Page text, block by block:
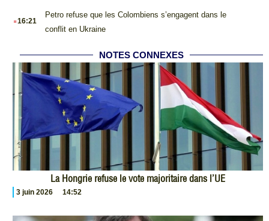
.16:21
Petro refuse que les Colombiens s’engagent dans le
conflit en Ukraine
NOTES CONNEXES
La Hongrie refuse le vote majoritaire dans l’UE
3 juin 2026 14:52